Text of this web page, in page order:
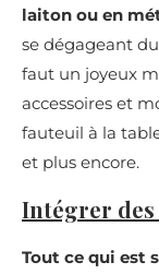
laiton ou en
se dégageant
faut un joyeux
accessoires et
fauteuil à la
et plus encore.
Intégrer des
Tout ce qui est